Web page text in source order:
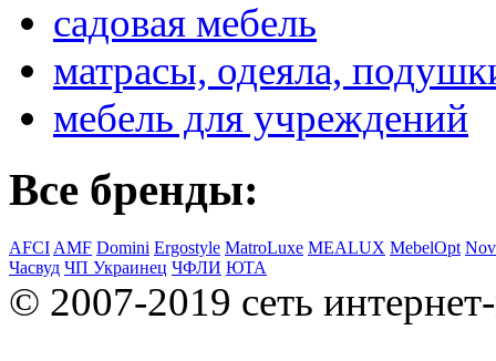
садовая мебель
матрасы, одеяла,
мебель для учреждений
Все бренды:
AFCI AMF Domini Ergostyle MatroLuxe MEALUX MebelOpt
Часвуд ЧП Украинец ЧФЛИ ЮТА
© 2007-2019 сеть